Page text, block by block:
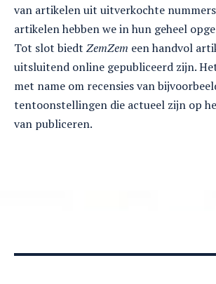
van artikelen uit uitverkochte
artikelen hebben we in hun geheel
Tot slot biedt ZemZem een handvol
uitsluitend online gepubliceerd zijn.
met name om recensies van
tentoonstellingen die actueel zijn op
van publiceren.